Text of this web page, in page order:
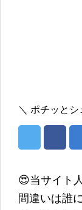
＼ ポチッとシ
😍当サイト
間違いは誰